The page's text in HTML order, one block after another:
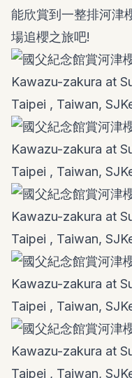
能欣賞到一整排河津
場追櫻之旅吧!